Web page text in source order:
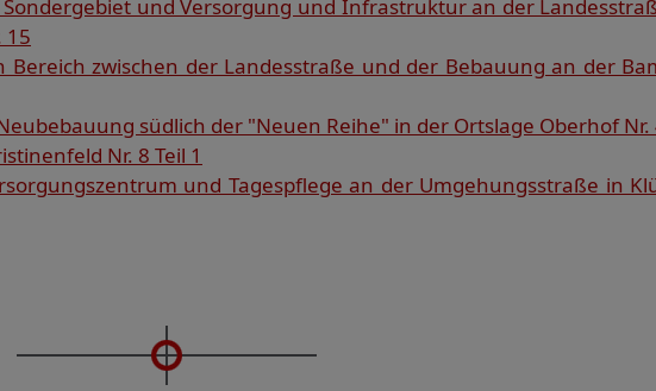
und Versorgung und Infrastruktur an der
15
zwischen der Landesstraße und der Bebauung an der
südlich der "Neuen Reihe" in der Ortslage Oberhof Nr.
Nr. 8 Teil 1
und Tagespflege an der Umgehungsstraße in